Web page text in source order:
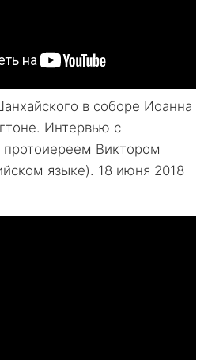
в соборе Иоанна
Интервью с
протоиереем Виктором
языке). 18 июня 2018